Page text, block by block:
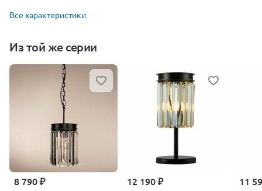
Все характеристики
Из той же серии
8 790 ₽ 12 190 ₽ 11